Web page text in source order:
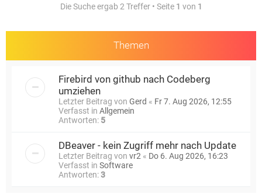
Die Suche ergab 2 Treffer • Seite 1 von 1
Themen
Firebird von github nach Codeberg
umziehen
Letzter Beitrag von Gerd « Fr 7. Aug 2026, 12:55
Verfasst in Allgemein
Antworten: 5
DBeaver - kein Zugriff mehr nach Update
Letzter Beitrag von vr2 « Do 6. Aug 2026, 16:23
Verfasst in Software
Antworten:3